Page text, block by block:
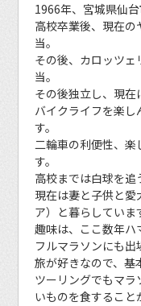
1966年、宮城県仙台
高校卒業後、現在
当。
その後、カロッツ
当。
その後独立し、現在
バイクライフを楽し
す。
二輪車の利便性、楽
す。
高校までは白球を追
現在は妻と子供と愛
ア）と暮らしていま
趣味は、ここ数年ハ
フルマラソンにも出
旅が好きなので、基
ツーリングでもマ
いものを食すること